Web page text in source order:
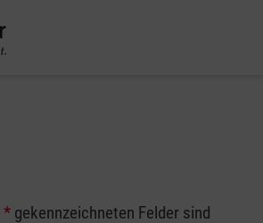
* gekennzeichneten Felder sind